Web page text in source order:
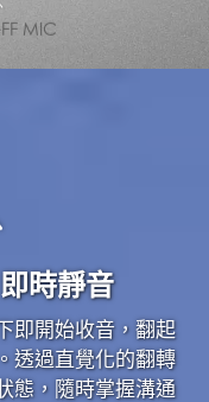
MIC
時靜音
即開始收音，翻起
透過直覺化的翻轉
態，隨時掌握溝通